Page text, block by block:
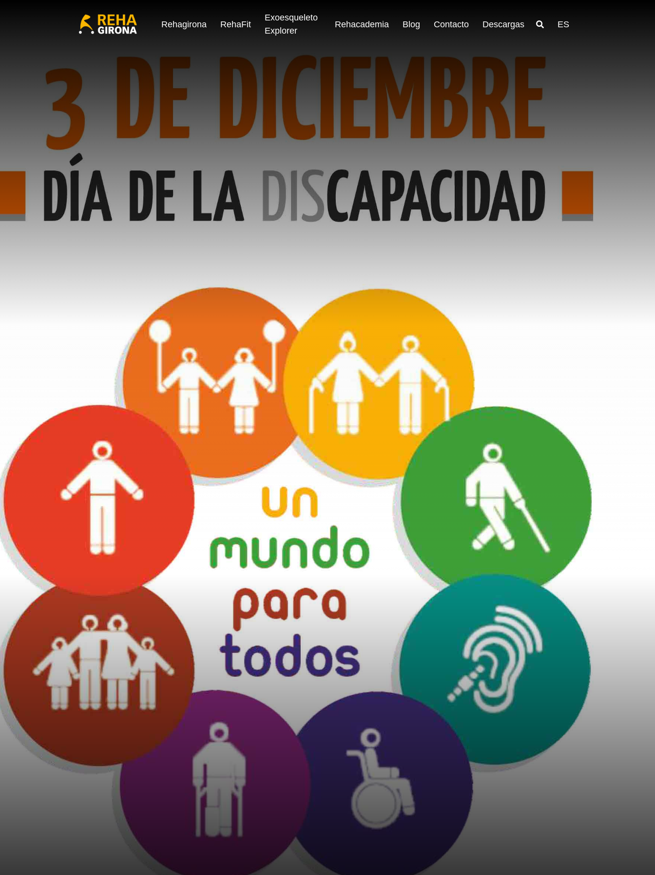
Rehagirona RehaFit
Exoesqueleto
Explorer
Rehacademia Blog Contacto Descargas ES